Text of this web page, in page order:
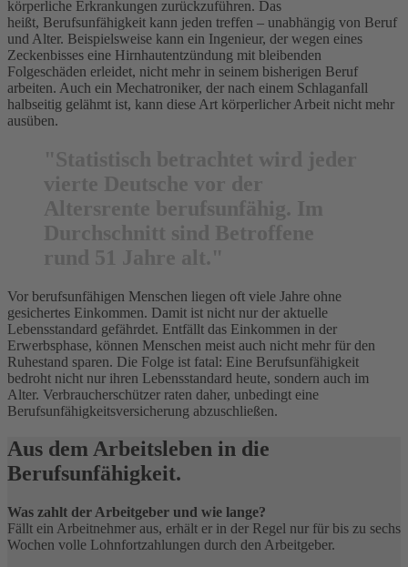
körperliche Erkrankungen zurückzuführen. Das
heißt, Berufsunfähigkeit kann jeden treffen – unabhängig von Beruf
und Alter. Beispielsweise kann ein Ingenieur, der wegen eines
Zeckenbisses eine Hirnhautentzündung mit bleibenden
Folgeschäden erleidet, nicht mehr in seinem bisherigen Beruf
arbeiten. Auch ein Mechatroniker, der nach einem Schlaganfall
halbseitig gelähmt ist, kann diese Art körperlicher Arbeit nicht mehr
ausüben.
Vor berufsunfähigen Menschen liegen oft viele Jahre ohne
gesichertes Einkommen. Damit ist nicht nur der aktuelle
Lebensstandard gefährdet. Entfällt das Einkommen in der
Erwerbsphase, können Menschen meist auch nicht mehr für den
Ruhestand sparen. Die Folge ist fatal: Eine Berufsunfähigkeit
bedroht nicht nur ihren Lebensstandard heute, sondern auch im
Alter. Verbraucherschützer raten daher, unbedingt eine
Berufsunfähigkeitsversicherung abzuschließen.
Aus dem Arbeitsleben in die
Berufsunfähigkeit.
Was zahlt der Arbeitgeber und wie lange?
Fällt ein Arbeitnehmer aus, erhält er in der Regel nur für bis zu sechs
Wochen volle Lohnfortzahlungen durch den Arbeitgeber.